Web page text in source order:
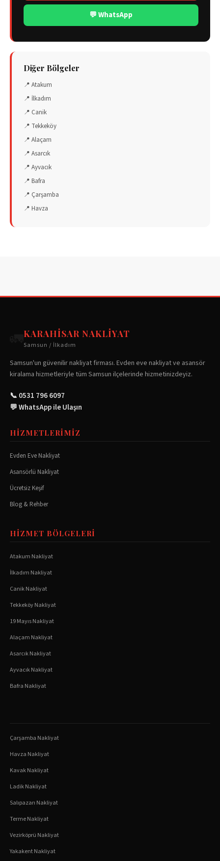
💬 WhatsApp
Diğer Bölgeler
📍 Atakum
📍 İlkadım
📍 Canik
📍 Tekkeköy
📍 Alaçam
📍 Asarcık
📍 Ayvacık
📍 Bafra
📍 Çarşamba
📍 Havza
KARAHISAR NAKLIYAT
Samsun / İlkadım
Samsun'un güvenilir nakliyat firması. Evden eve nakliyat ve asansör
kiralama hizmetleriyle tüm Samsun ilçelerinde hizmetinizdeyiz.
📞 0531 796 6097
💬 WhatsApp ile Ulaşın
HIZMETLERIMIZ
Evden Eve Nakliyat
Asansörlü Nakliyat
Ücretsiz Keşif
Blog & Rehber
HIZMET BÖLGELERI
Atakum Nakliyat
İlkadım Nakliyat
CanikNakliyat
TekkeköyNakliyat
19 MayısNakliyat
Alaçam Nakliyat
AsarcıkNakliyat
AyvacıkNakliyat
Bafra Nakliyat
Çarşamba Nakliyat
Havza Nakliyat
KavakNakliyat
LadikNakliyat
Salıpazarı Nakliyat
TermeNakliyat
Vezirköprü Nakliyat
YakakentNakliyat